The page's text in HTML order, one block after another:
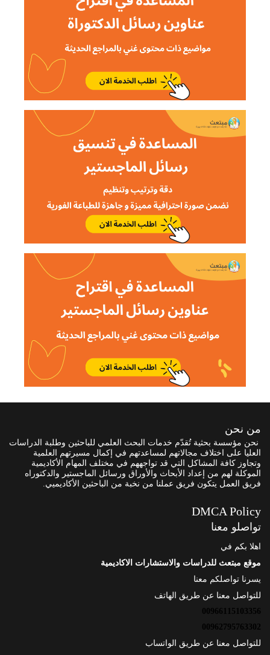
من نحن
نحن مؤسسة بحثية تُقدّم خدمات البحث العلمي للباحثين وطلبة الدراسات
العليا على اختلاف مجالاتهم لمساعدتهم في إكمال مسيرتهم العلمية
وتجاوز كافة المشاكل التي قد تواجههم في مختلف المهام الأكاديمية
الموكلة لهم من إعداد الأبحاث والأوراق ورسائل الماجستير والدكتوراه
فريق العمل يتكون فريق عملنا من نخبة من الباحثين الأكاديميي.
DMCA Policy
تواصلو معنا
اهلا بكم في
موقع مبتعث للدراسات والاستشارات الاكاديمية
يسرنا تواصلكم معنا
للتواصل معنا عن طريق الهاتف
00966115103356
00962795763302
للتواصل معنا عن طريق الواتساب